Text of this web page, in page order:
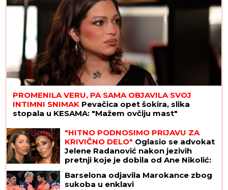
PROMENILA VERU, PA SAMA OBJAVILA SVOJ
INTIMNI SNIMAK Pevačica opet šokira, slika
stopala u KESAMA: "Mažem ovčiju mast"
"HITNO PODNOSIMO PRIJAVU ZA
KRIVIČNO DELO" Oglasio se advokat
Jelene Radanović nakon jezivih
pretnji koje je dobila od Ane Nikolić:
Barselona odjavila Marokance zbog
sukoba u enklavi